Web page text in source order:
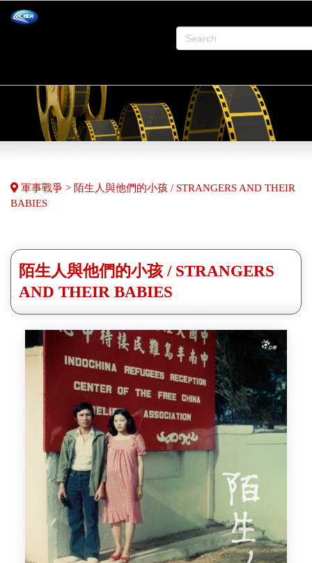
軍事戰爭 > 陌生人與他們的小孩 / STRANGERS AND THEIR
BABIES
陌生人與他們的小孩 / STRANGERS
AND THEIR BABIES